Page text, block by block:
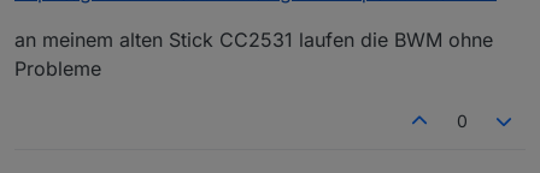
an meinem alten Stick CC2531 laufen die BWM ohne
Probleme
0